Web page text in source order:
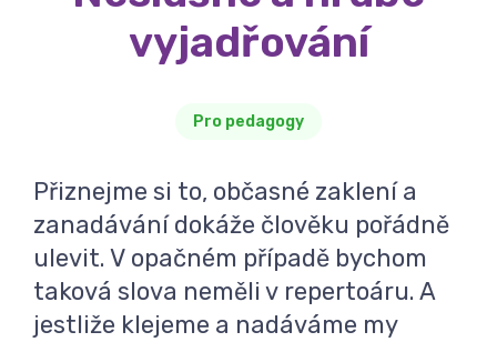
vyjadřování
Pro pedagogy
Přiznejme si to, občasné zaklení a
zanadávání dokáže člověku pořádně
ulevit. V opačném případě bychom
taková slova neměli v repertoáru. A
jestliže klejeme a nadáváme my